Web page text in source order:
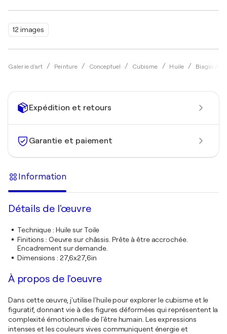
12 images
Galerie d'art Peinture Conceptuel Cubisme Huile Biagio
Expédition et retours
Garantie et paiement
Information
Détails de l'œuvre
Technique: Huile sur Toile
Finitions : Oeuvre sur châssis. Prête à être accrochée.
Encadrement sur demande.
Dimensions : 27,6x27,6in
À propos de l'oeuvre
Dans cette œuvre, j'utilise l'huile pour explorer le cubisme et le
figuratif, donnant vie à des figures déformées qui représentent la
complexité émotionnelle de l'être humain. Les expressions
intenses et les couleurs vives communiquent énergie et